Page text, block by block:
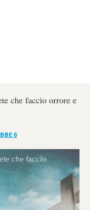
che faccio orrore e
6